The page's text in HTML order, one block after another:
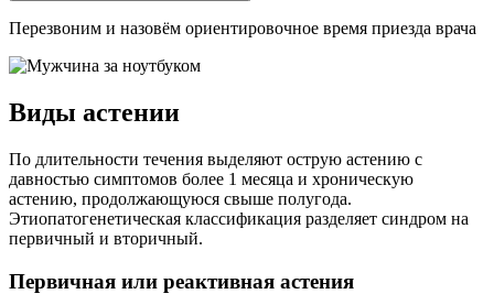
Перезвоним и назовём ориентировочное время приезда врача
Виды астении
По длительности течения выделяют острую астению с
давностью симптомов более 1 месяца и хроническую
астению, продолжающуюся свыше полугода.
Этиопатогенетическая классификация разделяет синдром на
первичный и вторичный.
Первичная или реактивная астения